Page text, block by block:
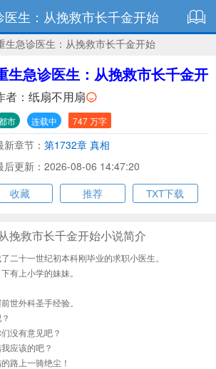
医生：从挽救市长千金开始
生急诊医生：从挽救市长千金开始
生急诊医生：从挽救市长千金开
者： 纸扇不用扇
市 连载中 747 万字
新章节： 第1732章 真相
后更新：2026-08-06 14:47:20
收藏 推荐 TXT下载
挽救市长千金开始小说简介
二十一世纪初本科刚毕业的求职小医生。
有上小学的妹妹。
世外科圣手经验。
没有意见吧？
应该的吧？
路上一骑绝尘！